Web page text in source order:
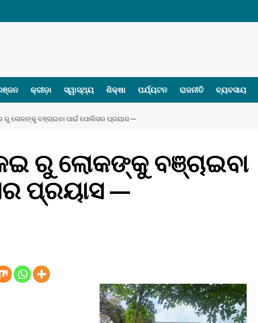
କ୍ରୀଡ଼ା ସ୍ୱାସ୍ଥ୍ୟ ଶିକ୍ଷା ପର୍ଯ୍ୟଟନ ରାଜନୀତି ବ୍ୟବସାୟ
ରୁ ଲୋକଙ୍କୁ ବଞ୍ଚାଇବା ପାଇଁ ପୋଲିସର ପ୍ରୟାସ —
ରୁ ଲୋକଙ୍କୁ ବଞ୍ଚାଇବା
ପ୍ରୟାସ —